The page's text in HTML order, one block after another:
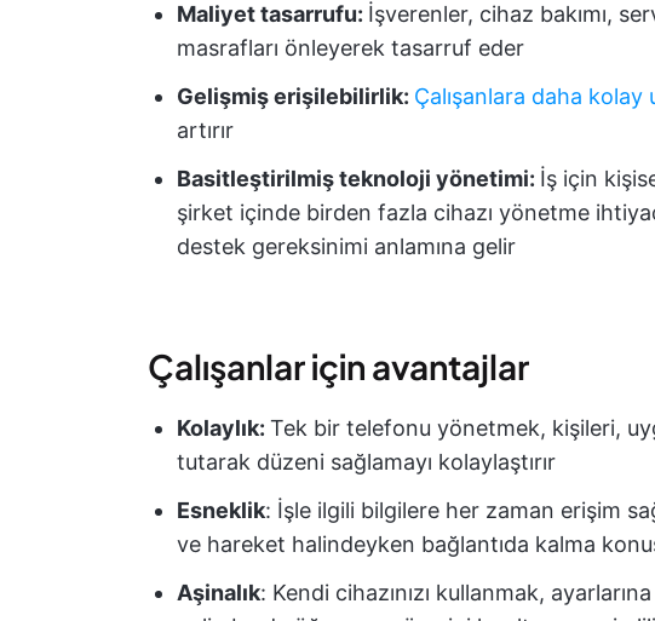
Maliyet tasarrufu: İşverenler, cihaz bakımı,
masrafları önleyerek tasarruf eder
Gelişmiş erişilebilirlik: Çalışanlara daha kolay
artırır
Basitleştirilmiş teknoloji yönetimi: İş için
şirket içinde birden fazla cihazı yönetme
destek gereksinimi anlamına gelir
Çalışanlar için avantajlar
Kolaylık: Tek bir telefonu yönetmek, kişileri,
tutarak düzeni sağlamayı kolaylaştırır
Esneklik: İşle ilgili bilgilere her zaman erişim
ve hareket halindeyken bağlantıda kalma
Aşinalık: Kendi cihazınızı kullanmak,